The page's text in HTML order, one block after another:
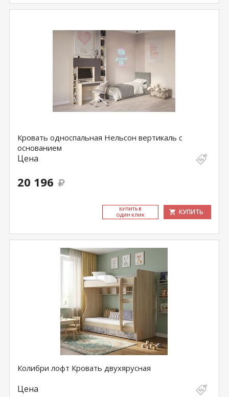
Кровать односпальная Нельсон вертикаль с
основанием
Цена
20 196
КУ­ПИТЬ В
ОДИН КЛИК
КУПИТЬ
Колибри лофт Кровать двухярусная
Цена